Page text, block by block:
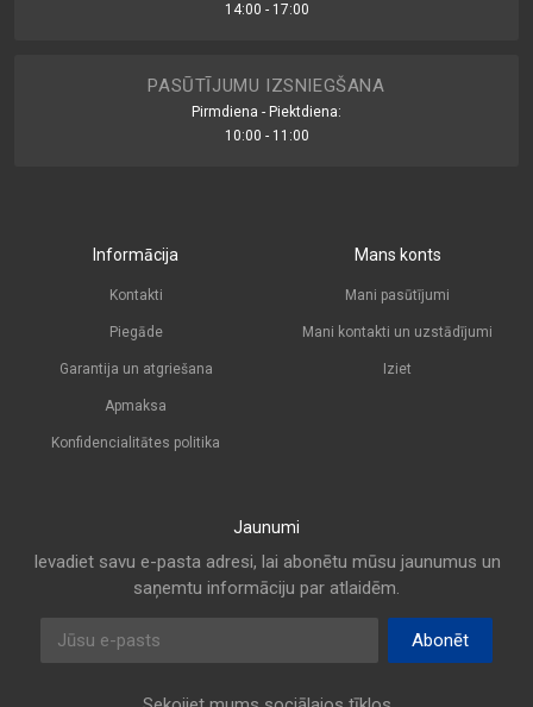
14:00 - 17:00
PASŪTĪJUMU IZSNIEGŠANA
Pirmdiena - Piektdiena:
10:00 - 11:00
Informācija
Kontakti
Piegāde
Garantija un atgriešana
Apmaksa
Konfidencialitātes politika
Mans konts
Mani pasūtījumi
Mani kontakti un uzstādījumi
Iziet
Jaunumi
Ievadiet savu e-pasta adresi, lai abonētu mūsu jaunumus un
saņemtu informāciju par atlaidēm.
E-pasta adrese
Abonēt